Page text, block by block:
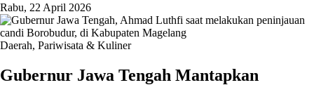
Rabu, 22 April 2026
Daerah, Pariwisata & Kuliner
Gubernur Jawa Tengah Mantapkan